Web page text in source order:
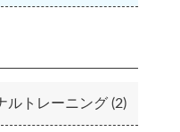
ルトレーニング (2)